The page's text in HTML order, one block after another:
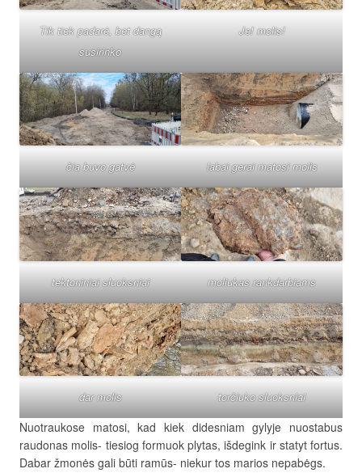
Tik tiek padarė, bet dangą
susirinko
Je! molis!
čia buvo gatvė labai gerai matosi molis
tektoniniai sluoksniai moliukas rankdarbiams
dar molis torčiuko sluoksniai
Nuotraukose matosi, kad kiek didesniam gylyje nuostabus
raudonas molis- tiesiog formuok plytas, išdegink ir statyt fortus.
Dabar žmonės gali būti ramūs- niekur tos marios nepabėgs.